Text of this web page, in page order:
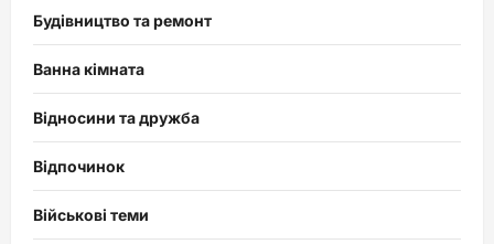
Будівництво та ремонт
Ванна кімната
Відносини та дружба
Відпочинок
Військові теми